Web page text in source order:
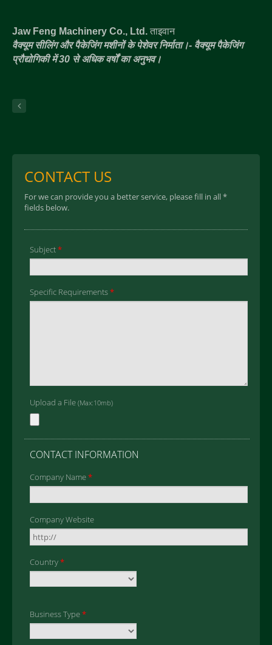
Jaw Feng Machinery Co., Ltd. ताइवान
वैक्यूम सीलिंग और पैकेजिंग मशीनों के पेशेवर निर्माता।- वैक्यूम पैकेजिंग
प्रौद्योगिकी में 30 से अधिक वर्षों का अनुभव।